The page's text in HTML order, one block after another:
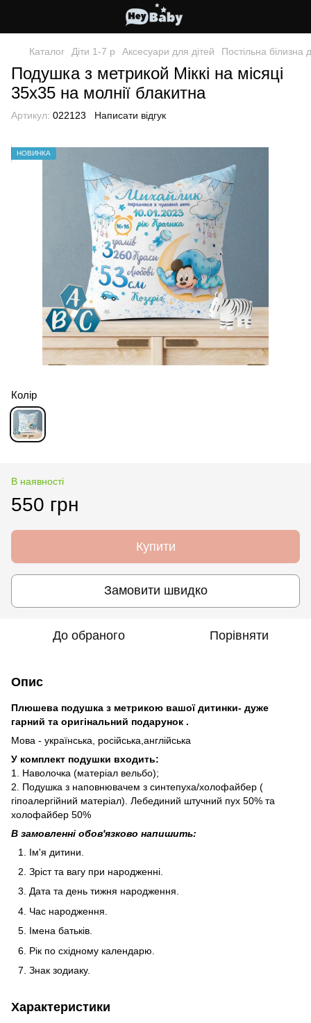
Каталог Діти 1-7 р Аксесуари для дітей Постільна білизна
Подушка з метрикой Міккі на місяці
35х35 на молнії блакитна
Артикул: 022123 Написати відгук
НОВИНКА
Колір
В наявності
550 грн
Купити
Замовити швидко
До обраного Порівняти
Опис
Плюшева подушка з метрикою вашої дитинки- дуже
гарний та оригінальний подарунок .
Мова - українська, російська,англійська
У комплект подушки входить:
1. Наволочка (матеріал вельбо);
2. Подушка з наповнювачем з синтепуха/холофайбер (
гіпоалергійний матеріал). Лебединий штучний пух 50% та
холофайбер 50%
В замовленні обов'язково напишить:
Ім'я дитини.
Зріст та вагу при народженні.
Дата та день тижня народження.
Час народження.
Імена батьків.
Рік по східному календарю.
Знак зодиаку.
Характеристики